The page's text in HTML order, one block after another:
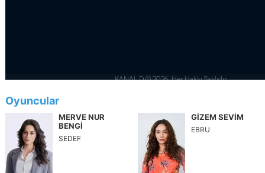
Oyuncular
MERVE NUR
BENGİ
SEDEF
GİZEM SEVİM
EBRU